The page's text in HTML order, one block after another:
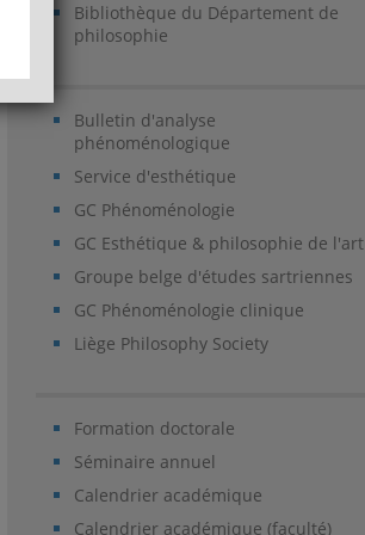
Bibliothèque du Département de
philosophie
Bulletin d'analyse
phénoménologique
Service d'esthétique
GC Phénoménologie
GC Esthétique & philosophie de l'art
Groupe belge d'études sartriennes
GC Phénoménologie clinique
Liège Philosophy Society
Formation doctorale
Séminaire annuel
Calendrier académique
Calendrier académique (faculté)